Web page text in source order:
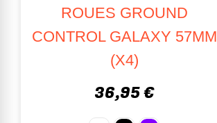
ROUES GROUND
CONTROL GALAXY 57MM
(X4)
36,95 €